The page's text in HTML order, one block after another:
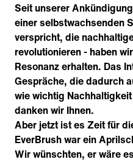
Seit unserer
einer selbstwachsenden
verspricht, die
revolutionieren - haben
Resonanz erhalten. Das
Gespräche, die dadurch
wie wichtig
danken wir Ihnen.
Aber jetzt ist es Zeit für
EverBrush war ein
Wir wünschten, er wäre